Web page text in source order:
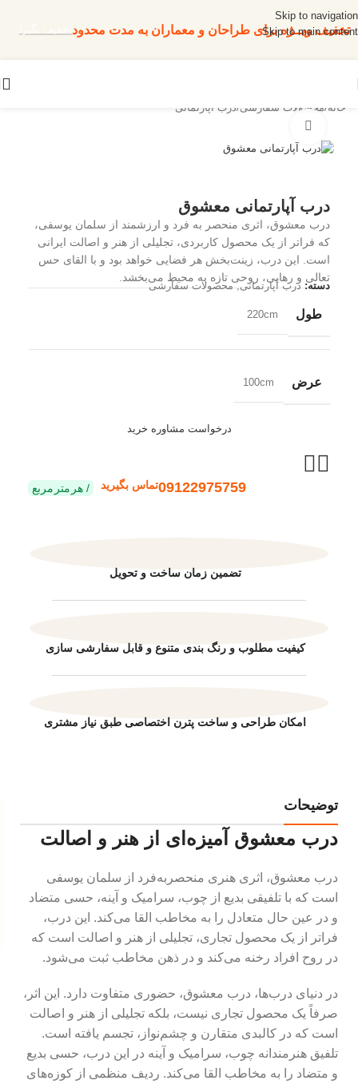
Skip to navigation
Skip to main content
تخفیف ویــژه برای طراحان و معماران به مدت محدود
خانه /محصولات سفارشی /درب آپارتمانی
درب آپارتمانی معشوق
درب معشوق، اثری منحصر به فرد و ارزشمند از سلمان یوسفی،
که فراتر از یک محصول کاربردی، تجلیلی از هنر و اصالت ایرانی
است. این درب، زینت‌بخش هر فضایی خواهد بود و با القای حس
تعالی و رهایی، روحی تازه به محیط می‌بخشد.
دسته: درب آپارتمانی, محصولات سفارشی
طول 220cm
عرض 100cm
درخواست مشاوره خرید
09122975759تماس بگیرید هر متر مربع
تضمین زمان ساخت و تحویل
کیفیت مطلوب و رنگ بندی متنوع و قابل سفارشی سازی
امکان طراحی و ساخت پترن اختصاصی طبق نیاز مشتری
توضیحات
درب معشوق آمیزه‌ای از هنر و اصالت
درب معشوق، اثری هنری منحصربه‌فرد از سلمان یوسفی
است که با تلفیقی بدیع از چوب، سرامیک و آینه، حسی متضاد
و در عین حال متعادل را به مخاطب القا می‌کند. این درب،
فراتر از یک محصول تجاری، تجلیلی از هنر و اصالت است که
در روح افراد رخنه می‌کند و در ذهن مخاطب ثبت می‌شود.
در دنیای درب‌ها، درب معشوق، حضوری متفاوت دارد. این اثر،
صرفاً یک محصول تجاری نیست، بلکه تجلیلی از هنر و اصالت
است که در کالبدی متقارن و چشم‌نواز، تجسم یافته است.
تلفیق هنرمندانه چوب، سرامیک و آینه در این درب، حسی بدیع
و متضاد را به مخاطب القا می‌کند. ردیف منظمی از کوزه‌های